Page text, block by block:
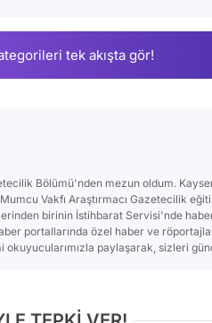
tek akışta gör!
Bölümü'nden mezun oldum.
Vakfı Araştırmacı Gazetecilik
birinin İstihbarat Servisi'nde
portallarında özel haber ve
okuyucularımızla paylaşarak, sizleri